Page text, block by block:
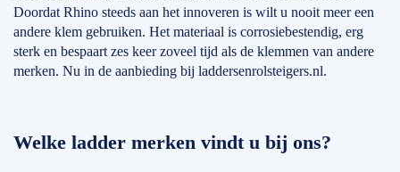
Doordat Rhino steeds aan het innoveren is wilt u nooit meer een
andere klem gebruiken. Het materiaal is corrosiebestendig, erg
sterk en bespaart zes keer zoveel tijd als de klemmen van andere
merken. Nu in de aanbieding bij laddersenrolsteigers.nl.
Welke ladder merken vindt u bij ons?